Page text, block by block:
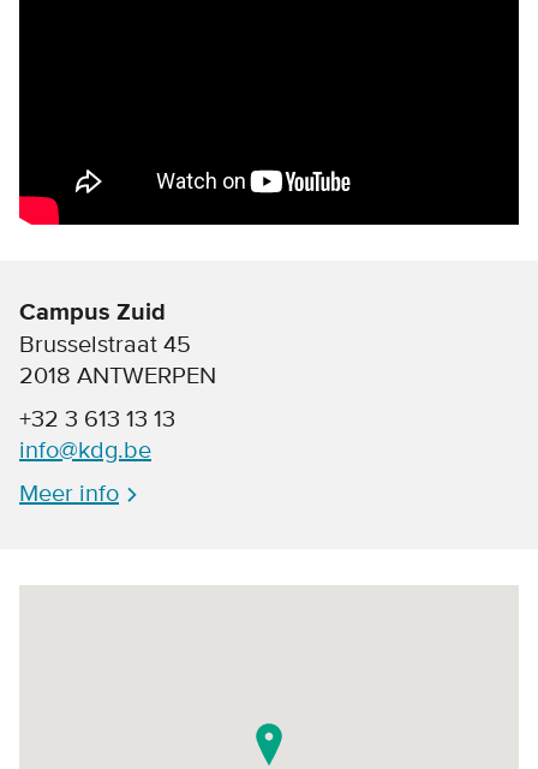
Campus Zuid
Brusselstraat 45
2018 ANTWERPEN
+32 3 613 13 13
info@kdg.be
Meer info